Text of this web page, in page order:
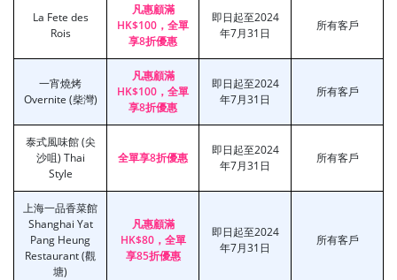
La Fete des
Rois
凡惠顧滿
HK$100，全單
享8折優惠
即日起至2024
年7月31日
所有客戶
一宵燒烤
Overnite (柴灣)
凡惠顧滿
HK$100，全單
享8折優惠
即日起至2024
年7月31日
所有客戶
泰式風味館 (尖
沙咀) Thai
Style
全單享8折優惠
即日起至2024
年7月31日
所有客戶
上海一品香菜館
Shanghai Yat
Pang Heung
Restaurant (觀
塘)
凡惠顧滿
HK$80，全單
享85折優惠
即日起至2024
年7月31日
所有客戶